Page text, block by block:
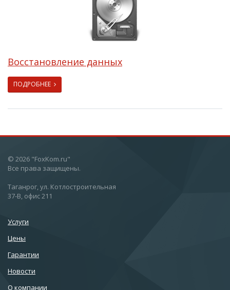
Восстановление данных
ПОДРОБНЕЕ
© 2026 "FoxKom.ru"
Все права защищены.
Таганрог, ул. Котлостроительная
37-В, офис 211
Услуги
Цены
Гарантии
Новости
О компании